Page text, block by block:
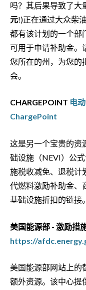
吗？其后果导致了大
元!)正在通过大众柴
都有该计划的一个部
可用于申请补助金。
您所在的州，为您的
会。
CHARGEPOINT 电
ChargePoint
这是另一个宝贵的资
础设施（NEVI）公
施税收减免、退税计
代燃料激励补助金、
基础设施折扣的链接。
美国能源部 - 激励措
https://
美国能源部网站上的
额外资源。该中心提